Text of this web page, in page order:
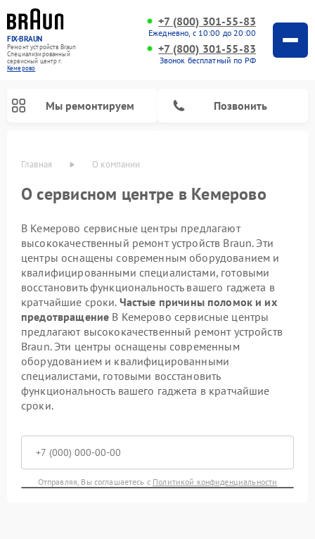
FIX-BRAUN
Ремонт устройств Braun
Специализированный
cервисный центр г.
Кемерово
+7 (800) 301-55-83
Ежедневно, с 10:00 до 20:00
+7 (800) 301-55-83
Звонок бесплатный по РФ
Мы ремонтируем Позвонить
Главная О компании
О сервисном центре в Кемерово
В Кемерово сервисные центры предлагают
высококачественный ремонт устройств Braun. Эти
центры оснащены современным оборудованием и
квалифицированными специалистами, готовыми
восстановить функциональность вашего гаджета в
кратчайшие сроки. Частые причины поломок и их
предотвращение В Кемерово сервисные центры
предлагают высококачественный ремонт устройств
Braun. Эти центры оснащены современным
оборудованием и квалифицированными
специалистами, готовыми восстановить
функциональность вашего гаджета в кратчайшие
сроки.
Отправляя, Вы соглашаетесь с Политикой конфиденциальности